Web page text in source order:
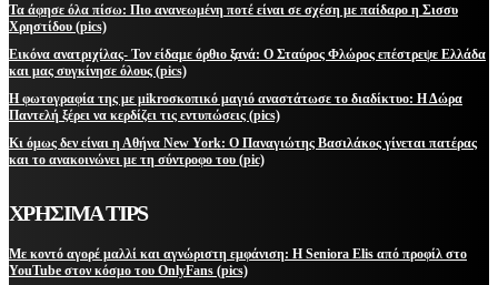
Τα άφησε όλα πίσω: Πιο ανανεωμένη ποτέ είναι σε σχέση με παίδαρο η Σισσυ
Χρηστίδου (pics)
Εικόνα ανατριχίλας- Τον είδαμε όρθιο ξανά: Ο Σταύρος Φλώρος επέστρεψε Ελλάδα
και μας συγκίνησε όλους (pics)
Η φωτογραφία της με μikroσκοπικό μαγιό αναστάτωσε το διαδίκτυο: Η Δώρα
Παντελή ξέρει να κερδίζει τις εντυπώσεις (pics)
Κι όμως δεν είναι η Αθήνα New York: Ο Παναγιώτης Βασιλάκος γίνεται πατέρας
και το ανακοινώνει με τη σύντροφο του (pic)
ΧΡΗΣΙΜΑ TIPS
Με κοντό αγορέ μαλλί και αγνώριστη εμφάνιση: Η Seniora Elis από προφίλ στο
YouTube στον κόσμο του OnlyFans (pics)